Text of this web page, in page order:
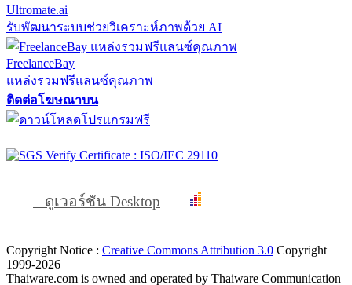
Ultromate.ai
รับพัฒนาระบบช่วยวิเคราะห์ภาพด้วย AI
FreelanceBay
แหล่งรวมฟรีแลนซ์คุณภาพ
ติดต่อโฆษณาบน
ดูเวอร์ชัน Desktop
Copyright Notice : Creative Commons Attribution 3.0 Copyright
1999-2026
Thaiware.com is owned and operated by Thaiware Communication